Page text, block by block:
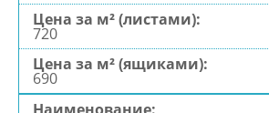
720
690